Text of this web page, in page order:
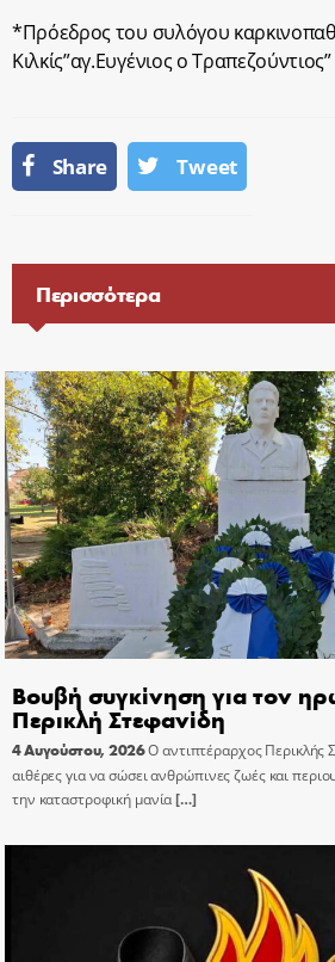
*Πρόεδρος του συλόγου
Κιλκίς”αγ.Ευγένιος ο Τραπεζούντιος”
Share Tweet
Περισσότερα
Βουβή συγκίνηση για τον
Περικλή Στεφανίδη
4 Αυγούστου, 2026Ο αντιπτέραρχος Περικλής
αιθέρες για να σώσει ανθρώπινες ζωές και
την καταστροφική μανία[…]